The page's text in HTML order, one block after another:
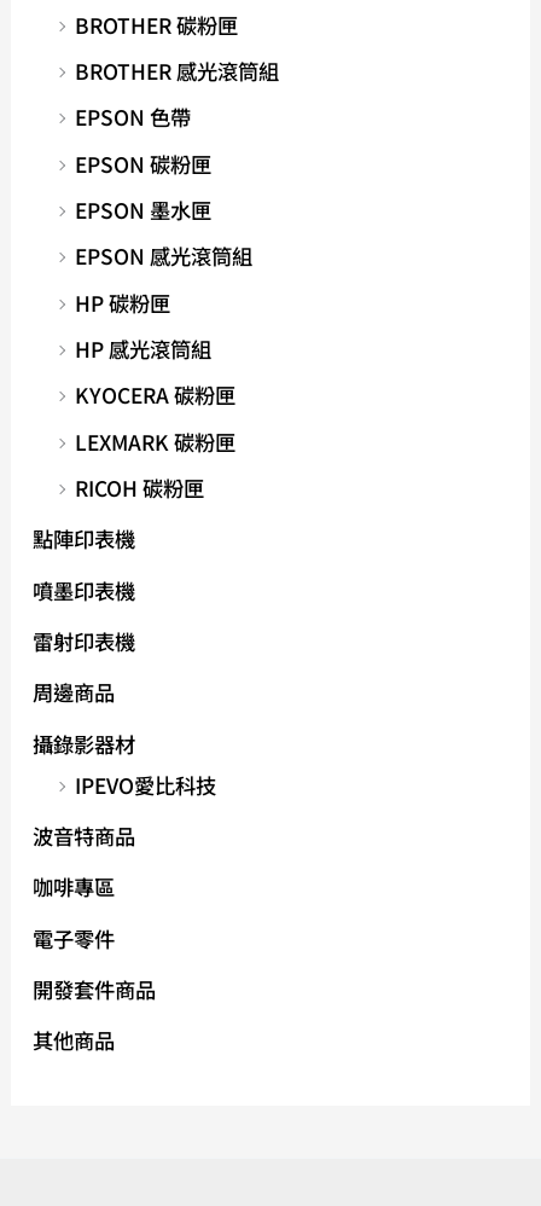
BROTHER 碳粉匣
BROTHER 感光滾筒組
EPSON 色帶
EPSON 碳粉匣
EPSON 墨水匣
EPSON 感光滾筒組
HP 碳粉匣
HP 感光滾筒組
KYOCERA 碳粉匣
LEXMARK 碳粉匣
RICOH 碳粉匣
點陣印表機
噴墨印表機
雷射印表機
周邊商品
攝錄影器材
IPEVO愛比科技
波音特商品
咖啡專區
電子零件
開發套件商品
其他商品